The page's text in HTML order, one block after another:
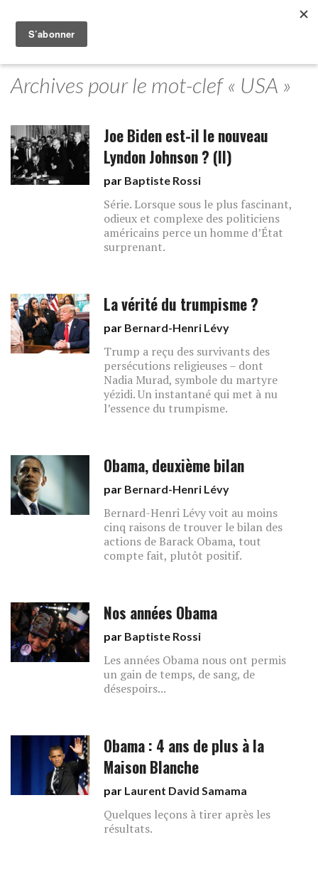
Archives pour le mot-clef « USA »
Joe Biden est-il le nouveau
Lyndon Johnson ? (II)
par Baptiste Rossi
Série. Lorsque sous le plus fascinant,
odieux et complexe des politiciens
américains perce un homme d’État
surprenant.
La vérité du trumpisme ?
par Bernard-Henri Lévy
Trump a reçu des survivants des
persécutions religieuses – dont
Nadia Murad, symbole du martyre
yézidi. Un instantané qui met à nu
l’essence du trumpisme.
Obama, deuxième bilan
par Bernard-Henri Lévy
Bernard-Henri Lévy voit au moins
cinq raisons de trouver le bilan des
actions de Barack Obama, tout
compte fait, plutôt positif.
Nos années Obama
par Baptiste Rossi
Les années Obama nous ont permis
un gain de temps, de sang, de
désespoirs...
Obama : 4 ans de plus à la
Maison Blanche
par Laurent David Samama
Quelques leçons à tirer après les
résultats.